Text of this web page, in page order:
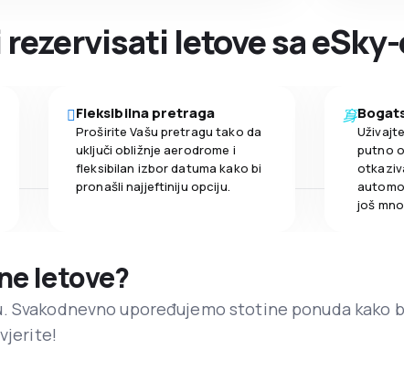
letove sa
Fleksibilna pretraga
Proširite Vašu pretragu tako da
uključi obližnje aerodrome i
fleksibilan izbor datuma kako bi
pronašli najjeftiniju opciju.
putno
još
letove?
Svakodnevno upoređujemo stotine ponuda kako